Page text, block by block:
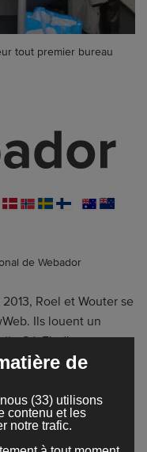
tout premier bureau
de Webador
Roel et Wouter se
Ils louent un
S à Eindhoven,
et devinez quoi ?
pour
au succès
sa soeur :
l'outil et le centre
de
(33) utilisons
contenu et les
notre trafic.